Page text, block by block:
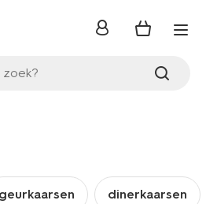
zoek?
inloggen
geurkaarsen dinerkaarsen